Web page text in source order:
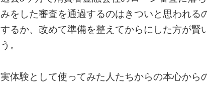
みをした審査を通過するのはきついと思われる
するか、改めて準備を整えてからにした方が賢
う。
実体験として使ってみた人たちからの本心から